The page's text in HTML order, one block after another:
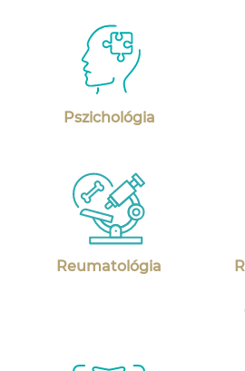
Pszichológia
Reumatológia